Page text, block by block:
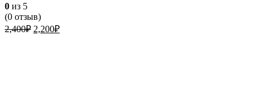
0 из 5
(0 отзыв)
2,400₽ Первоначальная
2,200₽Текущая